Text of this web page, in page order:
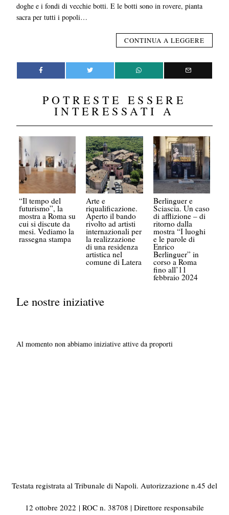
doghe e i fondi di vecchie botti. E le botti sono in rovere, pianta
sacra per tutti i popoli…
CONTINUA A LEGGERE
POTRESTE ESSERE
INTERESSATI A
“Il tempo del
futurismo”, la
mostra a Roma su
cui si discute da
mesi. Vediamo la
rassegna stampa
Arte e
riqualificazione.
Aperto il bando
rivolto ad artisti
internazionali per
la realizzazione
di una residenza
artistica nel
comune di Latera
Berlinguer e
Sciascia. Un caso
di afflizione – di
ritorno dalla
mostra “I luoghi
e le parole di
Enrico
Berlinguer” in
corso a Roma
fino all’11
febbraio 2024
Le nostre iniziative
Al momento non abbiamo iniziative attive da proporti
Testata registrata al Tribunale di Napoli. Autorizzazione n.45 del
12 ottobre 2022 | ROC n. 38708 | Direttore responsabile